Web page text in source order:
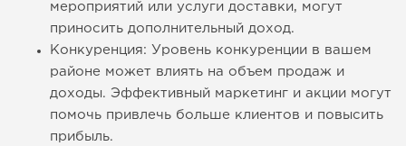
мероприятий или услуги доставки, могут
приносить дополнительный доход.
Конкуренция: Уровень конкуренции в вашем
районе может влиять на объем продаж и
доходы. Эффективный маркетинг и акции могут
помочь привлечь больше клиентов и повысить
прибыль.